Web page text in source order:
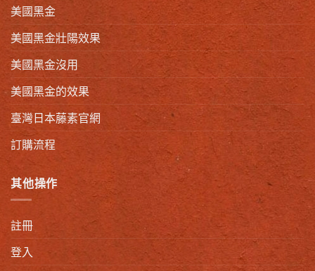
美國黑金
美國黑金壯陽效果
美國黑金沒用
美國黑金的效果
臺灣日本藤素官網
訂購流程
其他操作
註冊
登入